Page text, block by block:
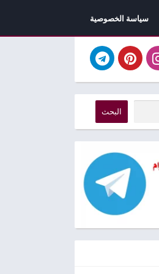
سياسة الخصوصية
البحث